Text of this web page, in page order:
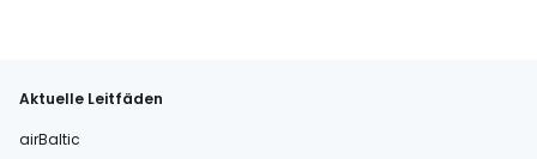
Aktuelle Leitfäden
airBaltic